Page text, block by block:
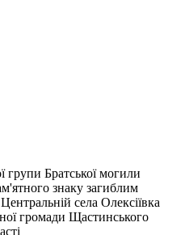
групи Братської могили
знаку загиблим
села Олексіївка
громади Щастинського